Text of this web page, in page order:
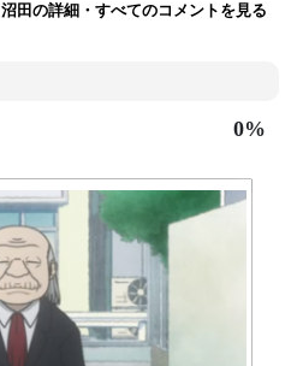
沼田の詳細・すべてのコメントを見る
0%